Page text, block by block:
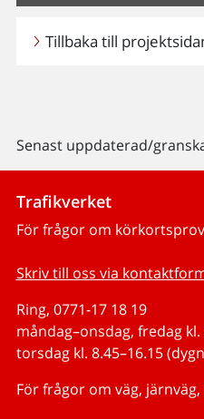
Tillbaka till
Senast uppdaterad/
Trafikverket
För frågor om
Skriv till oss via
Ring, 0771-17 18 19
måndag–onsdag, fredag kl.
torsdag kl. 8.45–16.15
För frågor om väg,